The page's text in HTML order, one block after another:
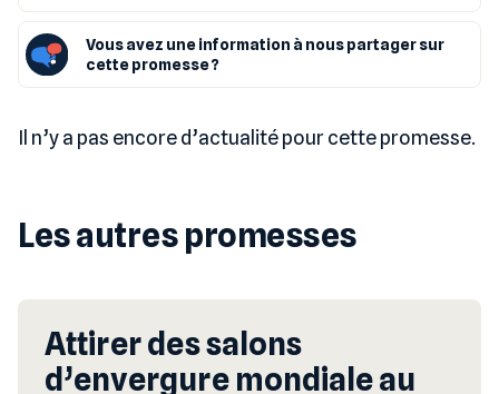
Vous avez une information à nous partager sur
cette promesse ?
Il n’y a pas encore d’actualité pour cette promesse.
Les autres promesses
Attirer des salons
d’envergure mondiale au